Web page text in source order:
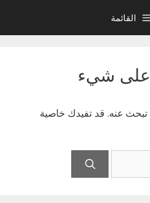
القائمة
على شيء
تبحث عنه. قد تفيدك خاصية